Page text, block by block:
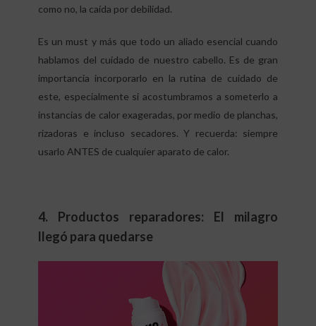
como no, la caída por debilidad.
Es un must y más que todo un aliado esencial cuando
hablamos del cuidado de nuestro cabello. Es de gran
importancia incorporarlo en la rutina de cuidado de
este, especialmente si acostumbramos a someterlo a
instancias de calor exageradas, por medio de planchas,
rizadoras e incluso secadores. Y recuerda: siempre
usarlo ANTES de cualquier aparato de calor.
4. Productos reparadores: El milagro
llegó para quedarse